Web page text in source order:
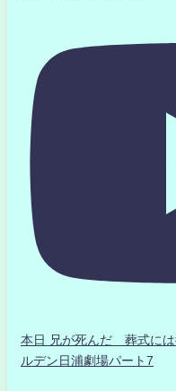
本日 兄が死んだ 葬式に
ルデン日浦劇場パート7